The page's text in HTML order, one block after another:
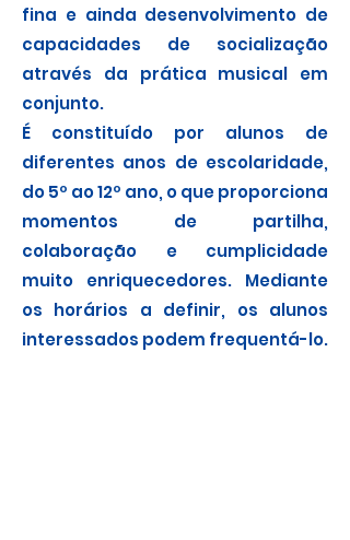
fina e ainda desenvolvimento de
capacidades de socialização
através da prática musical em
conjunto.
É constituído por alunos de
diferentes anos de escolaridade,
do 5º ao 12º ano, o que proporciona
momentos de partilha,
colaboração e cumplicidade
muito enriquecedores. Mediante
os horários a definir, os alunos
interessados podem frequentá-lo.